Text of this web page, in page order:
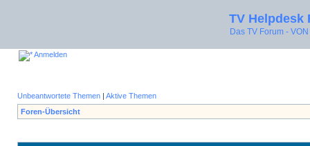
TV Helpdesk
Das TV Forum -
Anmelden
Unbeantwortete Themen | Aktive Themen
Foren-Übersicht